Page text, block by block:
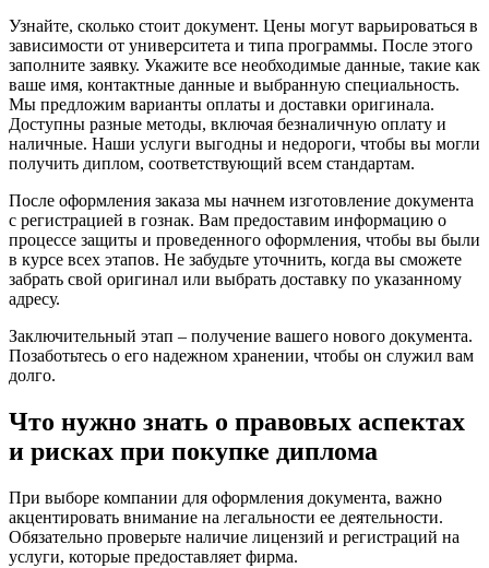
Узнайте, сколько стоит документ. Цены могут варьироваться в
зависимости от университета и типа программы. После этого
заполните заявку. Укажите все необходимые данные, такие как
ваше имя, контактные данные и выбранную специальность.
Мы предложим варианты оплаты и доставки оригинала.
Доступны разные методы, включая безналичную оплату и
наличные. Наши услуги выгодны и недороги, чтобы вы могли
получить диплом, соответствующий всем стандартам.
После оформления заказа мы начнем изготовление документа
с регистрацией в гознак. Вам предоставим информацию о
процессе защиты и проведенного оформления, чтобы вы были
в курсе всех этапов. Не забудьте уточнить, когда вы сможете
забрать свой оригинал или выбрать доставку по указанному
адресу.
Заключительный этап – получение вашего нового документа.
Позаботьтесь о его надежном хранении, чтобы он служил вам
долго.
Что нужно знать о правовых аспектах
и рисках при покупке диплома
При выборе компании для оформления документа, важно
акцентировать внимание на легальности ее деятельности.
Обязательно проверьте наличие лицензий и регистраций на
услуги, которые предоставляет фирма.